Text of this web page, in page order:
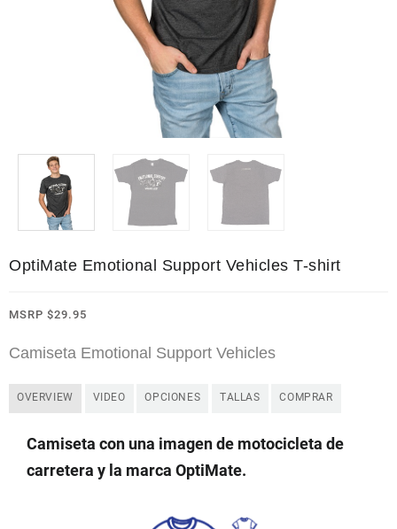
OptiMate Emotional Support Vehicles T-shirt
MSRP $29.95
Camiseta Emotional Support Vehicles
OVERVIEW VIDEO OPCIONES TALLAS COMPRAR
Camiseta con una imagen de motocicleta de
carretera y la marca OptiMate.